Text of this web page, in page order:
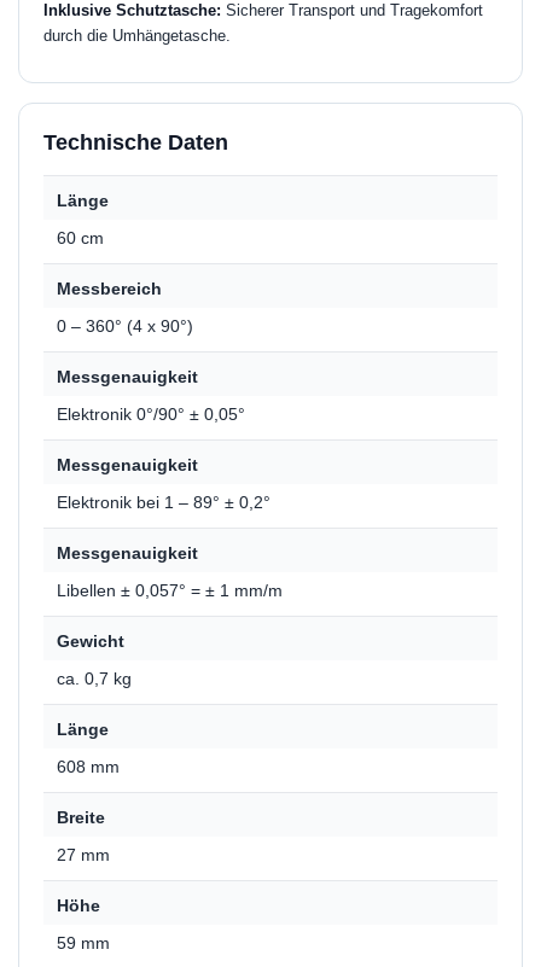
Inklusive Schutztasche: Sicherer Transport und Tragekomfort
durch die Umhängetasche.
Technische Daten
Länge
60 cm
Messbereich
0 – 360° (4 x 90°)
Messgenauigkeit
Elektronik 0°/90° ± 0,05°
Messgenauigkeit
Elektronik bei 1 – 89° ± 0,2°
Messgenauigkeit
Libellen ± 0,057° = ± 1 mm/m
Gewicht
ca. 0,7 kg
Länge
608 mm
Breite
27 mm
Höhe
59 mm